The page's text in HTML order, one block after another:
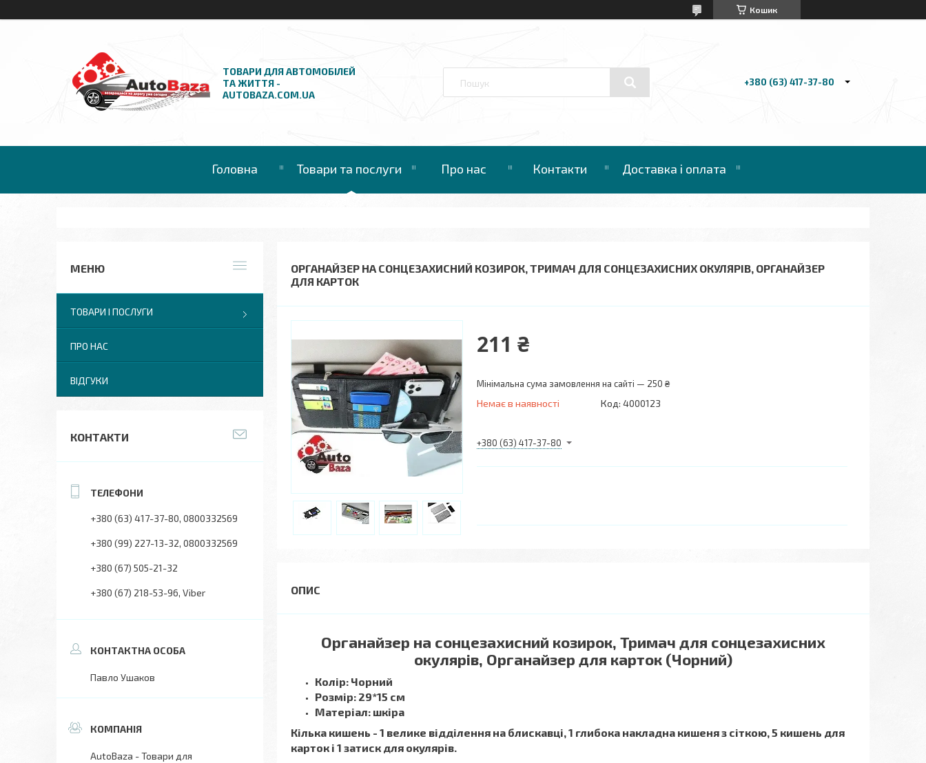
Кошик
ТОВАРИ ДЛЯ АВТОМОБІЛЕЙ
ТА ЖИТТЯ -
AUTOBAZA.COM.UA
+380 (63) 417-37-80
Головна Товари та послуги Про нас Контакти Доставка і оплата
ОРГАНАЙЗЕР НА СОНЦЕЗАХИСНИЙ КОЗИРОК, ТРИМАЧ ДЛЯ СОНЦЕЗАХИСНИХ ОКУЛЯРІВ, ОРГАНАЙЗЕР
ДЛЯ КАРТОК
211 ₴
Мінімальна сума замовлення на сайті — 250 ₴
Немає в наявності Код: 4000123
+380 (63) 417-37-80
Органайзер на сонцезахисний козирок, Тримач для сонцезахисних
окулярів, Органайзер для карток (Чорний)
Колір: Чорний
Розмір: 29*15 см
Матеріал: шкіра
Кілька кишень - 1 велике відділення на блискавці, 1 глибока накладна кишеня з сіткою, 5 кишень для
карток і 1 затиск для окулярів.
ТОВАРИ І ПОСЛУГИ
ПРО НАС
ВІДГУКИ
КОНТАКТИ
+380 (63) 417-37-80 0800332569
+380 (99) 227-13-32 0800332569
+380 (67) 505-21-32
+380 (67) 218-53-96 Viber
Павло Ушаков
AutoBaza - Товари для